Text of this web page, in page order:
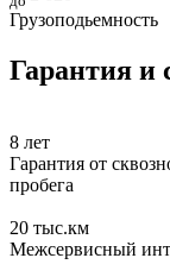
Грузоподьемность
Гарантия и
8 лет
Гарантия от
пробега
20 тыс.км
Межсервисный